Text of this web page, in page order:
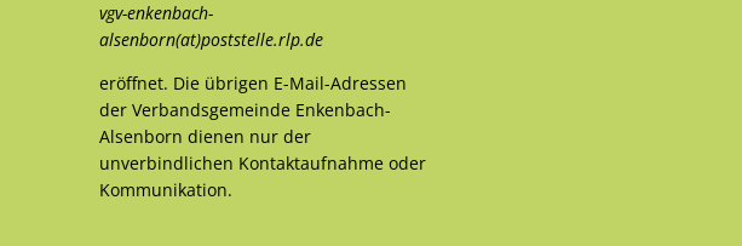
vgv-enkenbach-
alsenborn(at)poststelle.rlp.de
eröffnet. Die übrigen E-Mail-Adressen
der Verbandsgemeinde Enkenbach-
Alsenborn dienen nur der
unverbindlichen Kontaktaufnahme oder
Kommunikation.